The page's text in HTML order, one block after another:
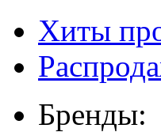
Хиты
Бренды: